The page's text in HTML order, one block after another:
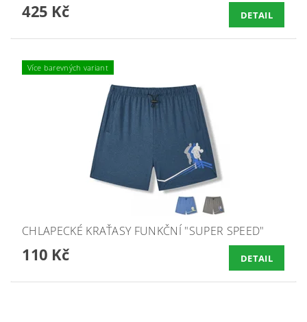
425 Kč DETAIL
Více barevných variant
CHLAPECKÉ KRAŤASY FUNKČNÍ "SUPER SPEED"
110 Kč DETAIL